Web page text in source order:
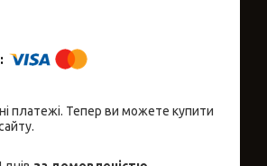
платежі. Тепер ви можете купити